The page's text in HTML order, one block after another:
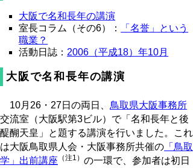
大阪で名和長年の講演
室長コラム（その6）：
「名誉」という
職業？
活動日誌： 2006（平成18）年10月
大阪で名和長年の講演
10月26・27日の両日、 鳥取県大阪事務所
交流室（大阪駅第3ビル）で「名和長年と後
醍醐天皇」と題する講演を行いました。これ
は大阪鳥取県人会・大阪事務所共催の 「鳥取
学」出前講座 （注1） の一環で、参加者は初日